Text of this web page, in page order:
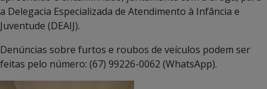
a Delegacia Especializada de Atendimento à Infância e
Juventude (DEAIJ).
Denúncias sobre furtos e roubos de veículos podem ser
feitas pelo número: (67) 99226-0062 (WhatsApp).